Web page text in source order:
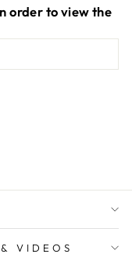
order to view the
VIDEOS